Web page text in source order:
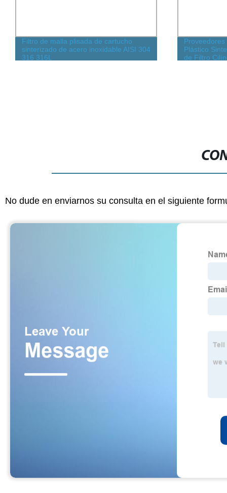
Proveedores de Filtros de Aire de
Plástico Sinterizado Gezhige Cartucho
de Filtro Cilíndrico de Vela China
Filtros de
regenerativo
aire al por
No dude en enviarnos su consulta en el siguiente